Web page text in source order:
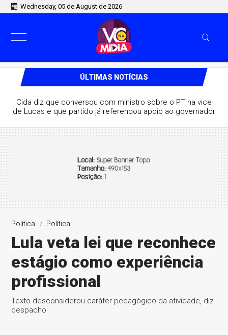
Wednesday, 05 de August de 2026
ÚLTIMAS NOTÍCIAS
Cida diz que conversou com ministro sobre o PT na vice
de Lucas e que partido já referendou apoio ao governador
Política Política
Lula veta lei que reconhece
estágio como experiência
profissional
Texto desconsiderou caráter pedagógico da atividade, diz
despacho